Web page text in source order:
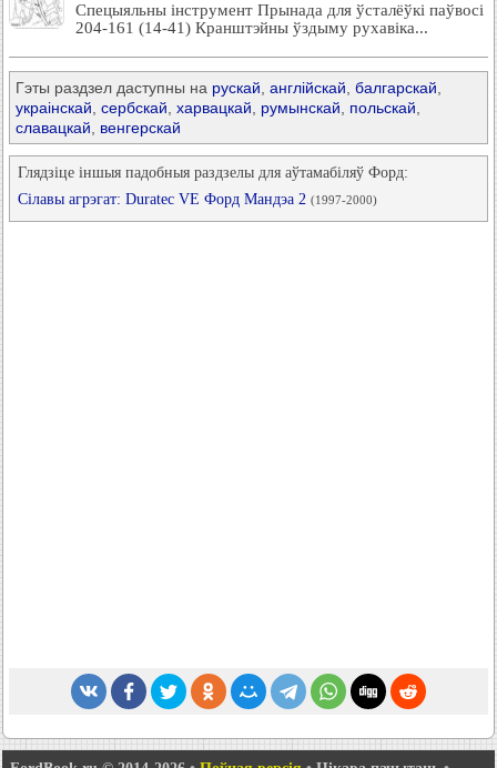
Спецыяльны інструмент Прынада для ўсталёўкі паўвосі
204-161 (14-41) Кранштэйны ўздыму рухавіка...
Гэты раздзел даступны на рускай англійскай балгарскай
украінскай сербскай харвацкай румынскай польскай
славацкай
венгерскай
Глядзіце іншыя падобныя раздзелы для аўтамабіляў Форд:
Сілавы агрэгат: Duratec VЕ Форд Мандэа 2 (1997-2000)